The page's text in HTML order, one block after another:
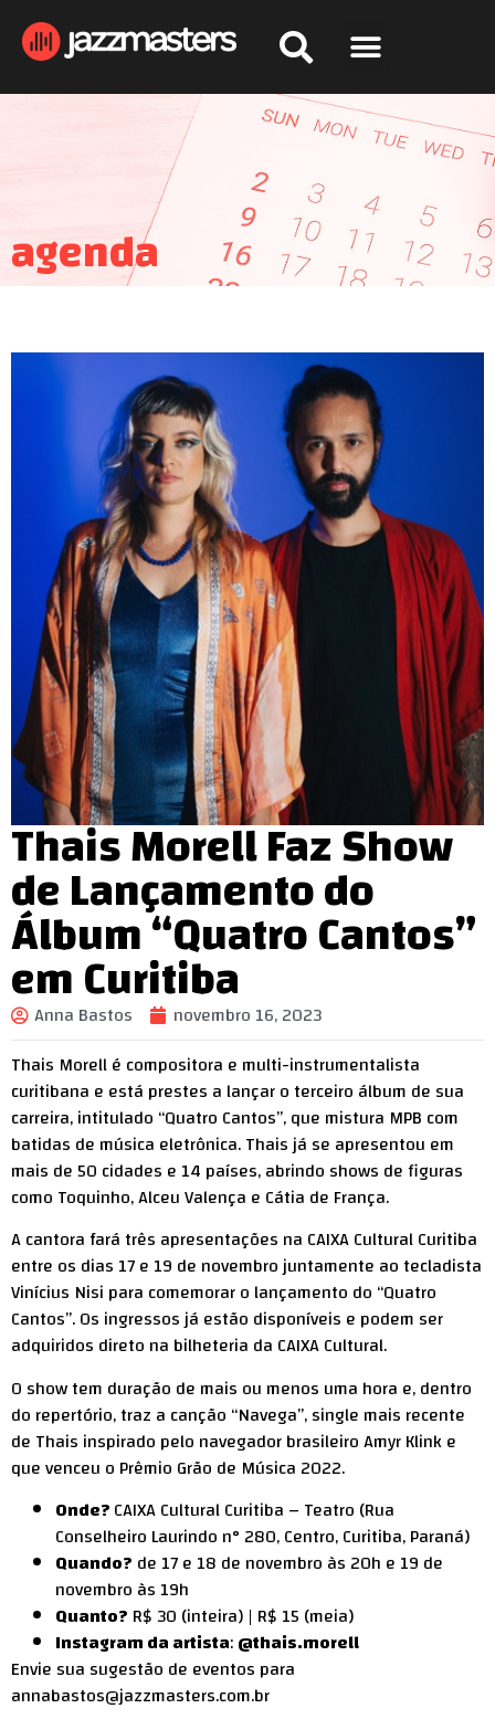
agenda
Thais Morell Faz Show
de Lançamento do
Álbum “Quatro Cantos”
em Curitiba
Anna Bastos
novembro 16, 2023
Thais Morell é compositora e multi-instrumentalista
curitibana e está prestes a lançar o terceiro álbum de sua
carreira, intitulado “Quatro Cantos”, que mistura MPB com
batidas de música eletrônica. Thais já se apresentou em
mais de 50 cidades e 14 países, abrindo shows de figuras
como Toquinho, Alceu Valença e Cátia de França.
A cantora fará três apresentações na CAIXA Cultural Curitiba
entre os dias 17 e 19 de novembro juntamente ao tecladista
Vinícius Nisi para comemorar o lançamento do “Quatro
Cantos”. Os ingressos já estão disponíveis e podem ser
adquiridos direto na bilheteria da CAIXA Cultural.
O show tem duração de mais ou menos uma hora e, dentro
do repertório, traz a canção “Navega”, single mais recente
de Thais inspirado pelo navegador brasileiro Amyr Klink e
que venceu o Prêmio Grão de Música 2022.
Onde?CAIXA Cultural Curitiba – Teatro (Rua
Conselheiro Laurindo n° 280, Centro, Curitiba, Paraná)
Quando? de 17 e 18 de novembro às 20h e 19 de
novembro às 19h
Quanto? R$ 30 (inteira) | R$ 15 (meia)
Instagram da artista:@thais.morell
Envie sua sugestão de eventos para
annabastos@jazzmasters.com.br